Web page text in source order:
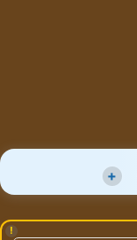
+
!